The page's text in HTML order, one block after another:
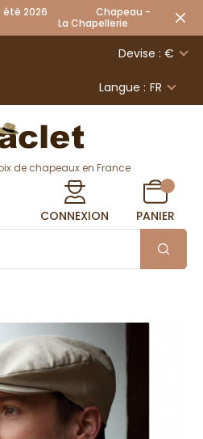
été 2026 Chapeau -
La Chapellerie
Devise : €
Langue : FR
de chapeaux en France
CONNEXION PANIER